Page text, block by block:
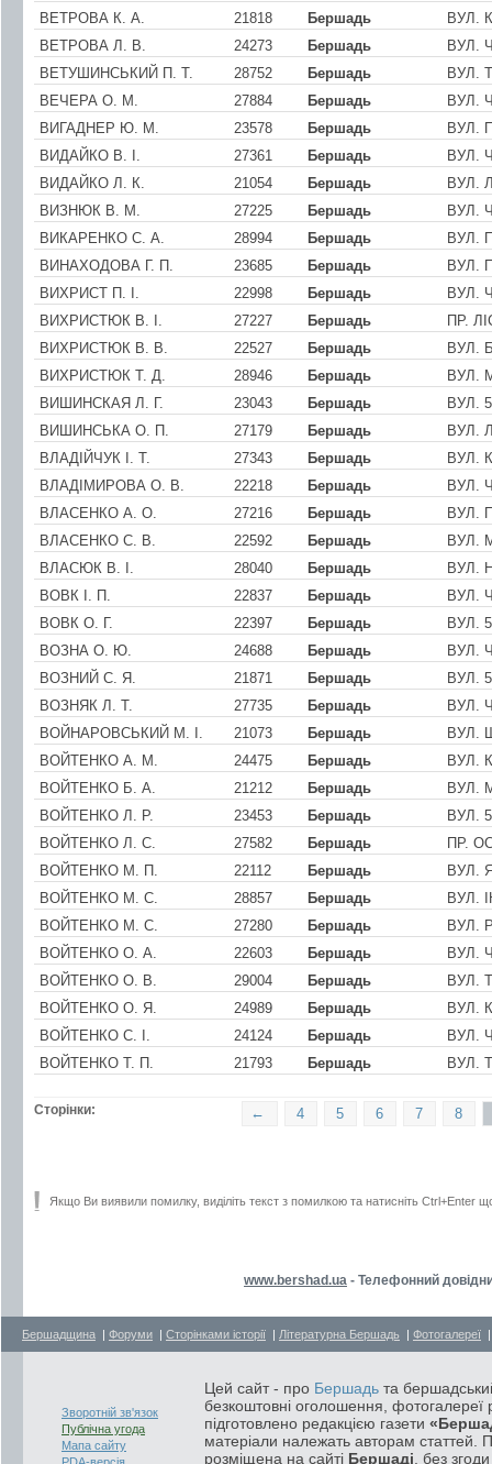
ВЕТРОВА К. А.
21818 Бершадь
ВУЛ.
ВЕТРОВА Л. В.
24273 Бершадь
ВУЛ.
ВЕТУШИНСЬКИЙ П. Т.
28752 Бершадь
ВУЛ.
ВЕЧЕРА О. М.
27884 Бершадь
ВУЛ.
ВИГАДНЕР Ю. М.
23578 Бершадь
ВУЛ.
ВИДАЙКО В. I.
27361 Бершадь
ВУЛ.
ВИДАЙКО Л. К.
21054 Бершадь
ВУЛ.
ВИЗНЮК В. М.
27225 Бершадь
ВУЛ.
ВИКАРЕНКО С. А.
28994 Бершадь
ВУЛ.
ВИНАХОДОВА Г. П.
23685 Бершадь
ВУЛ.
ВИХРИСТ П. I.
22998 Бершадь
ВУЛ.
ВИХРИСТЮК В. І.
27227 Бершадь
ПР.
ВИХРИСТЮК В. В.
22527 Бершадь
ВУЛ.
ВИХРИСТЮК Т. Д.
28946 Бершадь
ВУЛ.
ВИШИНСКАЯ Л. Г.
23043 Бершадь
ВУЛ.
ВИШИНСЬКА О. П.
27179 Бершадь
ВУЛ.
ВЛАДIЙЧУК I. Т.
27343 Бершадь
ВУЛ.
ВЛАДIМИРОВА О. В.
22218 Бершадь
ВУЛ.
ВЛАСЕНКО А. О.
27216 Бершадь
ВУЛ.
ВЛАСЕНКО С. В.
22592 Бершадь
ВУЛ.
ВЛАСЮК В. I.
28040 Бершадь
ВУЛ.
ВОВК I. П.
22837 Бершадь
ВУЛ.
ВОВК О. Г.
22397 Бершадь
ВУЛ.
ВОЗНА О. Ю.
24688 Бершадь
ВУЛ.
ВОЗНИЙ С. Я.
21871 Бершадь
ВУЛ.
ВОЗНЯК Л. Т.
27735 Бершадь
ВУЛ.
ВОЙНАРОВСЬКИЙ М. I.
21073 Бершадь
ВУЛ.
ВОЙТЕНКО А. М.
24475 Бершадь
ВУЛ.
ВОЙТЕНКО Б. А.
21212 Бершадь
ВУЛ.
ВОЙТЕНКО Л. Р.
23453 Бершадь
ВУЛ.
ВОЙТЕНКО Л. С.
27582 Бершадь
ПР.
ВОЙТЕНКО М. П.
22112 Бершадь
ВУЛ.
ВОЙТЕНКО М. С.
28857 Бершадь
ВУЛ.
ВОЙТЕНКО М. С.
27280 Бершадь
ВУЛ.
ВОЙТЕНКО О. А.
22603 Бершадь
ВУЛ.
ВОЙТЕНКО О. В.
29004 Бершадь
ВУЛ.
ВОЙТЕНКО О. Я.
24989 Бершадь
ВУЛ.
ВОЙТЕНКО С. I.
24124 Бершадь
ВУЛ.
ВОЙТЕНКО Т. П.
21793 Бершадь ВУЛ.
Сторінки: 8
7
6
5
4
←
Якщо Ви виявили помилку, виділіть текст з помилкою та натисніть Ctrl+Enter
www.bershad.ua - Телефонний
Бершадщина | Форуми | Сторінками історії | Літературна Бершадь | Фотогалереї
Зворотній зв'язок
Публічна угода
Мапа сайту
Цей сайт - про Бершадь та
безкоштовні оголошення, фотогалереї
підготовлено редакцією газети
матеріали належать авторам статтей.
розміщена на сайті Бершаді , без